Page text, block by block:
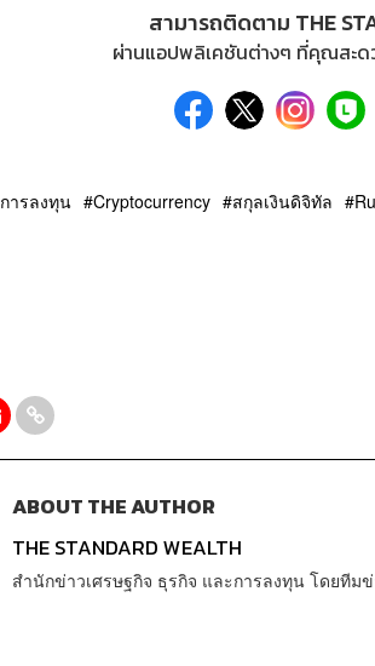
สามารถติดตาม THE
ผ่านแอปพลิเคชันต่างๆ ที่คุณสะด
การลงทุน Cryptocurrency สกุลเงินดิจิทัล
ABOUT THE AUTHOR
THE STANDARD WEALTH
สำนักข่าวเศรษฐกิจ ธุรกิจ และการลงทุน โดยทีมข่